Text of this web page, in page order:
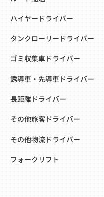
ハイヤードライバー
タンクローリードライバー
ゴミ収集車ドライバー
誘導車・先導車ドライバー
長距離ドライバー
その他旅客ドライバー
その他物流ドライバー
フォークリフト